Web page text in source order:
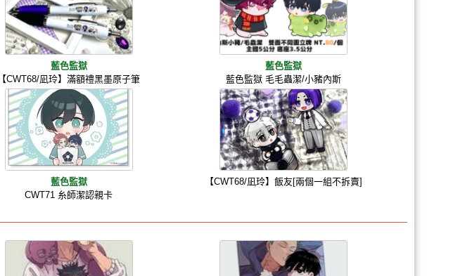
藍色監獄
【CWT68/凪玲】滿額禮黑墨原子筆
藍色監獄
藍色監獄 毛毛蟲潔/小豬內斯
藍色監獄
CWT71 糸師潔認親卡
【CWT68/凪玲】飯友[兩個一組不拆賣]